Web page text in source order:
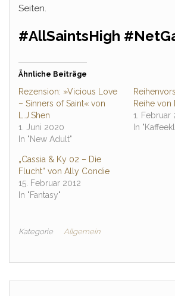
Seiten.
#AllSaintsHigh
Ähnliche Beiträge
Rezension: »Vicious Love
– Sinners of Saint« von
L.J.Shen
1. Juni 2020
In "New Adult"
Reihe von
1. Februar
In
„Cassia & Ky 02 – Die
Flucht“ von Ally Condie
15. Februar 2012
In "Fantasy"
Kategorie Allgemein